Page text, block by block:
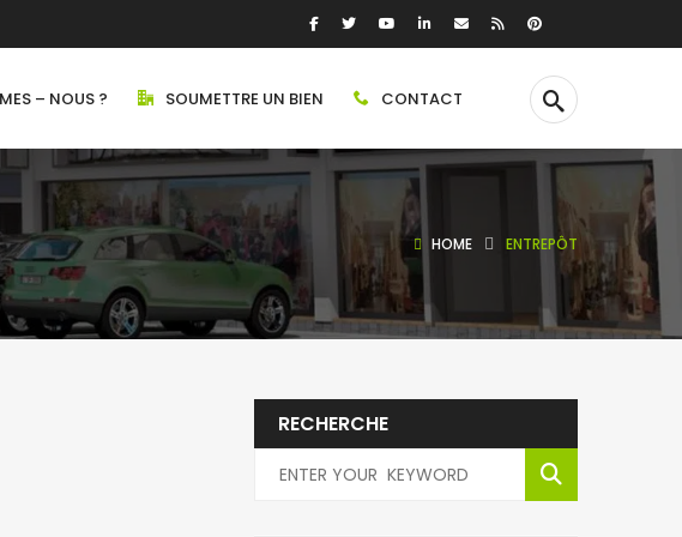
– NOUS ? SOUMETTRE UN BIEN CONTACT
HOME ENTREPÔT
RECHERCHE